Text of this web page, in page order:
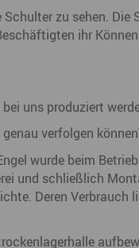
DER FILM
zu sehen. Die
ihr
uns produziert
verfolgen
wurde beim
und schließlich
Deren Verbrauch